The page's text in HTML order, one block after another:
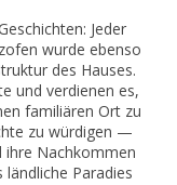
Jeder
wurde ebenso
des Hauses.
und verdienen es,
familiären Ort zu
zu würdigen —
ihre Nachkommen
Paradies